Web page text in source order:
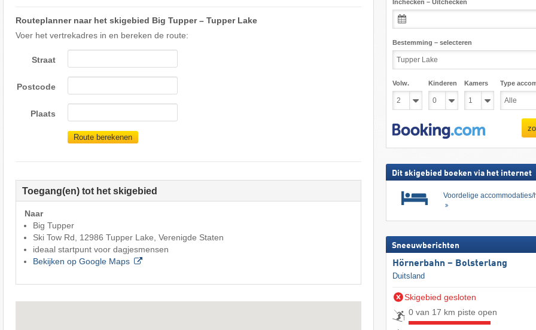
Routeplanner naar het skigebied Big Tupper – Tupper Lake
Voer het vertrekadres in en bereken de route:
Straat
Postcode
Plaats
Route berekenen
Toegang(en) tot het skigebied
Naar
Big Tupper
Ski Tow Rd, 12986 Tupper Lake, Verenigde Staten
ideaal startpunt voor dagjesmensen
Bekijken op Google Maps
Inchecken – Uitchecken
Bestemming – selecteren
Volw. Kinderen Kamers Type
Dit skigebied boeken via het internet
Voordelige accommodaties/
Sneeuwberichten
Hörnerbahn – Bolsterlang
Duitsland
Skigebied gesloten
0 van 17 km piste open